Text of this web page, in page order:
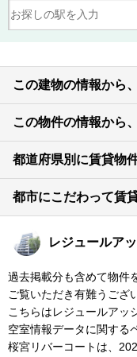
この建物の情報から
この物件の情報から
都道府県別に賃貸物
都市にこだわって賃
レジュールア
過去掲載分も含めて物件
ご覧いただき有難うござ
こちらはレジュールアッ
空室情報データに関する
桜宮リバーコートは、